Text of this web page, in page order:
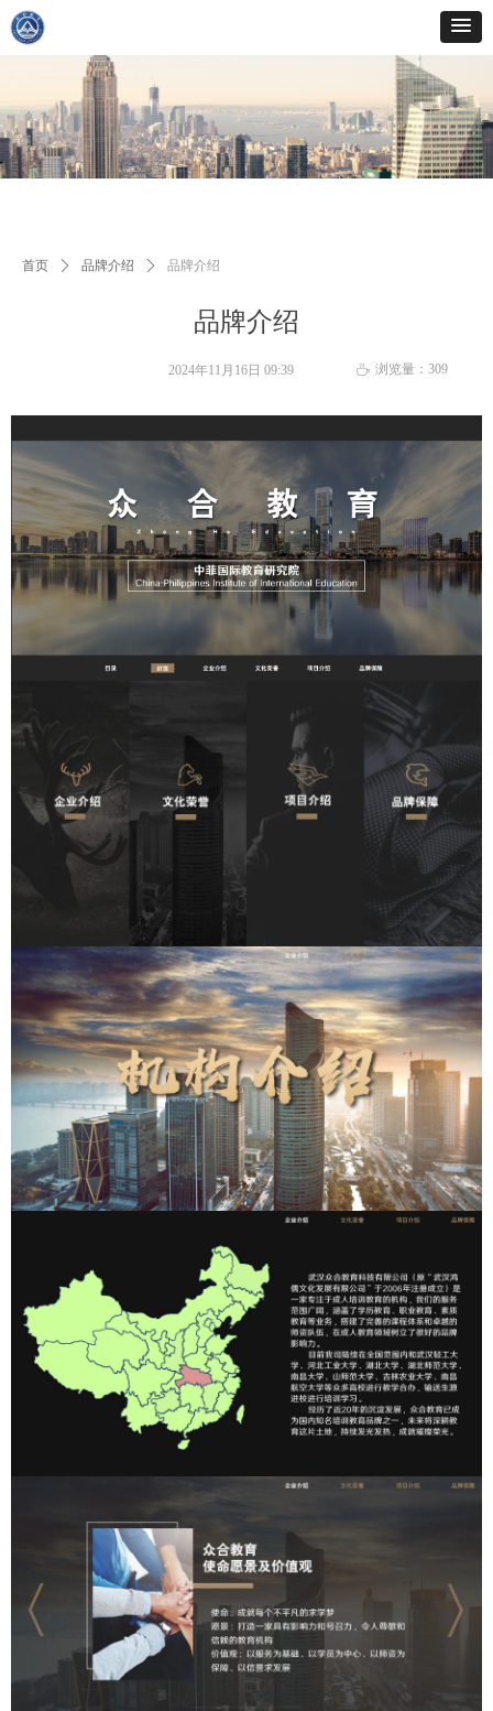
品牌介绍
首页 ꄲ 品牌介绍 ꄲ 品牌介绍
2024年11月16日 09:39 ꄘ 浏览量： 309